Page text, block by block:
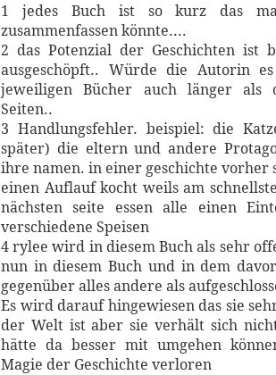
1 jedes Buch ist so kurz das
zusammenfassen könnte....
2 das Potenzial der Geschichten ist
ausgeschöpft.. Würde die Autorin
jeweiligen Bücher auch länger als
Seiten..
3 Handlungsfehler. beispiel: die
später) die eltern und andere
ihre namen. in einer geschichte vorher
einen Auflauf kocht weils am
nächsten seite essen alle einen
verschiedene Speisen
4 rylee wird in diesem Buch als sehr
nun in diesem Buch und in dem
gegenüber alles andere als
Es wird darauf hingewiesen das sie
der Welt ist aber sie verhält sich
hätte da besser mit umgehen
Magie der Geschichte verloren